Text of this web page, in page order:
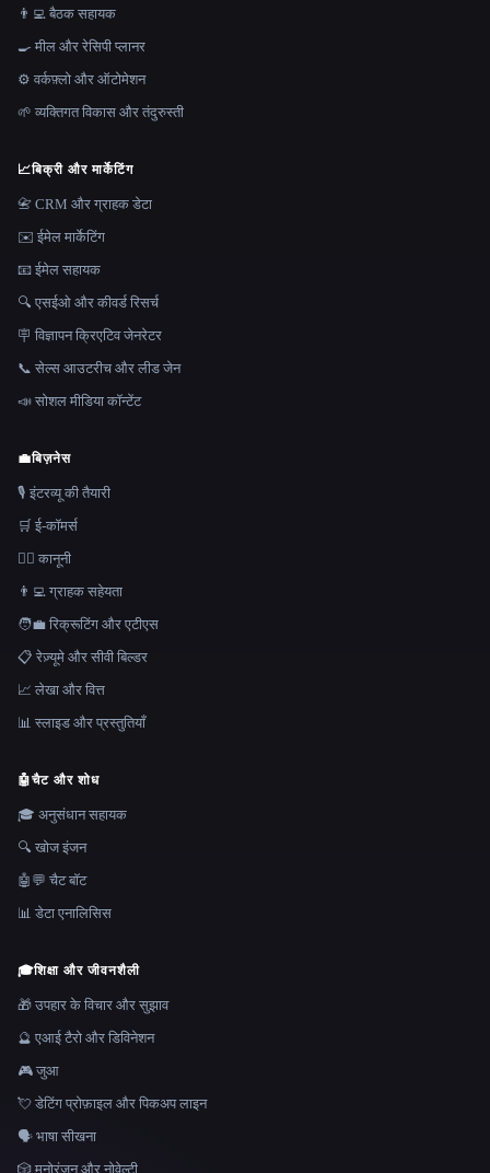
👨‍💻 बैठक सहायक
🍳 मील और रेसिपी प्लानर
⚙️ वर्कफ़्लो और ऑटोमेशन
🌱 व्यक्तिगत विकास और तंदुरुस्ती
📈बिक्री और मार्केटिंग
📇 CRM और ग्राहक डेटा
✉️ ईमेल मार्केटिंग
📧 ईमेल सहायक
🔍 एसईओ और कीवर्ड रिसर्च
🪧 विज्ञापन क्रिएटिव जेनरेटर
📞 सेल्स आउटरीच और लीड जेन
📣 सोशल मीडिया कॉन्टेंट
💼बिज़नेस
🎙️ इंटरव्यू की तैयारी
🛒 ई-कॉमर्स
👩‍⚖️ कानूनी
👨‍💻 ग्राहक सहेयता
🧑‍💼 रिक्रूटिंग और एटीएस
📋 रेज़्यूमे और सीवी बिल्डर
📈 लेखा और वित्त
📊 स्लाइड और प्रस्तुतियाँ
🤖चैट और शोध
🎓 अनुसंधान सहायक
🔍 खोज इंजन
🤖💬 चैट बॉट
📊 डेटा एनालिसिस
🎓शिक्षा और जीवनशैली
🎁 उपहार के विचार और सुझाव
🔮 एआई टैरो और डिविनेशन
🎮 जुआ
💘 डेटिंग प्रोफ़ाइल और पिकअप लाइन
🗣️ भाषा सीखना
🎲 मनोरंजन और नोवेल्टी